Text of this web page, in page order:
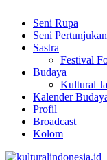
Seni Rupa
Seni Pertunjukan
Sastra
Festival
Budaya
Kultural
Kalender
Profil
Broadcast
Kolom